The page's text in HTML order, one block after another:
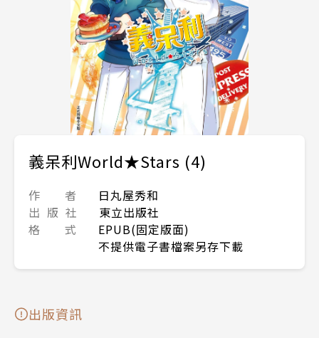
義呆利World★Stars (4)
作 者
日丸屋秀和
出 版 社
東立出版社
格 式
EPUB(固定版面)
不提供電子書檔案另存下載
出版資訊